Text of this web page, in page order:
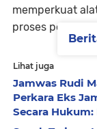
memperkuat
proses
Lihat juga
Jamwas Rudi
Perkara Eks
Secara Hukum: